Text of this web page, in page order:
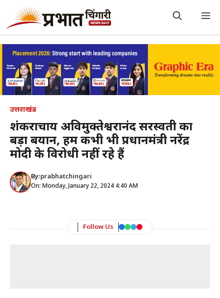
content
उत्तराखंड
शंकराचार्य अविमुक्तेश्वरानंद सरस्वती का
बड़ा बयान, हम कभी भी प्रधानमंत्री नरेंद्र
मोदी के विरोधी नहीं रहे हैं
By:prabhatchingari
On: Monday, January 22, 2024 4:40 AM
Follow Us